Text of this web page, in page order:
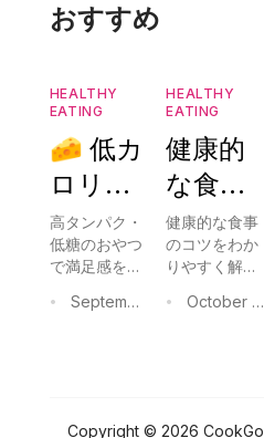
おすすめ
HEALTHY
EATING
🧀 低カ
ロリー
おやつ
おすす
め：お
高タンパク・
低糖のおやつ
で満足感を得
理と健康維持
• September 05, 2025
HEALTHY
EATING
健康的
な食事
は難し
くな
い！簡
健康的な食事
のコツをわか
りやすく解
で料理をもっ
• October 24, 2025
Copyright ©2026 CookGo